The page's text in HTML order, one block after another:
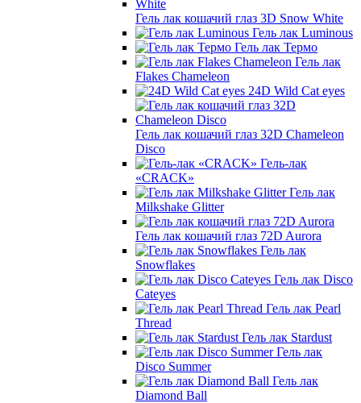
Гель лак кошачий глаз 3D Snow White
Гель лак Luminous
Гель лак Термо
Гель лак
Flakes Chameleon
24D Wild Cat eyes
Гель лак кошачий глаз 32D Chameleon
Disco
Гель-лак
«CRACK»
Гель лак
Milkshake Glitter
Гель лак кошачий глаз 72D Aurora
Гель лак
Snowflakes
Гель лак Disco
Cateyes
Гель лак Pearl
Thread
Гель лак Stardust
Гель лак
Disco Summer
Гель лак
Diamond Ball